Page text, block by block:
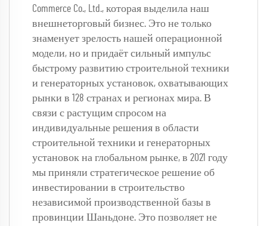
Commerce Co., Ltd., которая выделила наш
внешнеторговый бизнес. Это не только
знаменует зрелость нашей операционной
модели, но и придаёт сильный импульс
быстрому развитию строительной техники
и генераторных установок, охватывающих
рынки в 128 странах и регионах мира. В
связи с растущим спросом на
индивидуальные решения в области
строительной техники и генераторных
установок на глобальном рынке, в 2021 году
мы приняли стратегическое решение об
инвестировании в строительство
независимой производственной базы в
провинции Шаньдоне. Это позволяет не